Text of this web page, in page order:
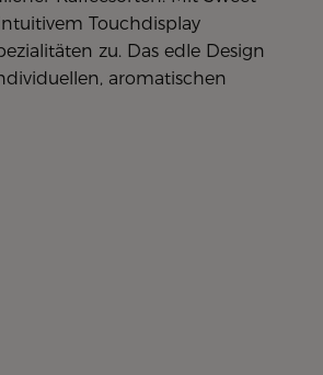
Touchdisplay
zu. Das edle Design
aromatischen